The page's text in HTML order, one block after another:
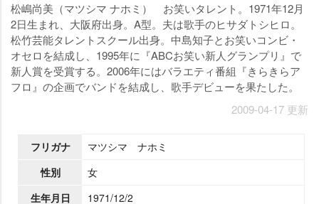
松嶋尚美（マツシマ ナホミ） お笑いタレント。1971年12月
2日生まれ、大阪府出身。A型。夫は歌手のヒサダトシヒロ。
松竹芸能タレントスクール出身。中島知子とお笑いコンビ・
オセロを結成し、1995年に『ABCお笑い新人グランプリ』で
新人賞を受賞する。2006年にはバラエティ番組『きらきらア
フロ』の企画でバンドを結成し、歌手デビューを果たした。
2009-04-17 更新
フリガナ
マツシマ ナホミ
性別
女
生年月日
1971/12/2